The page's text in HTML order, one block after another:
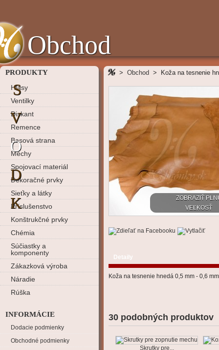
Obchod
PRODUKTY
Hlasy
Ventilky
Diskant
Remence
Basová strana
Mechy
Spojovací materiál
Dekoračné prvky
Sieťky a látky
Príslušenstvo
Konštrukčné prvky
Chémia
Súčiastky a
komponenty
Zákazková výroba
Náradie
Rúška
INFORMÁCIE
Dodacie podmienky
Obchodné podmienky
S
V
O
D
K
> Obchod > Koža na tesnenie
ZOBRAZIŤ
VEĽKOSŤ
Detaily
Koža na tesnenie hnedá 0,5 mm - 0,6 mm
30 podobných produktov
Skrutky pre...